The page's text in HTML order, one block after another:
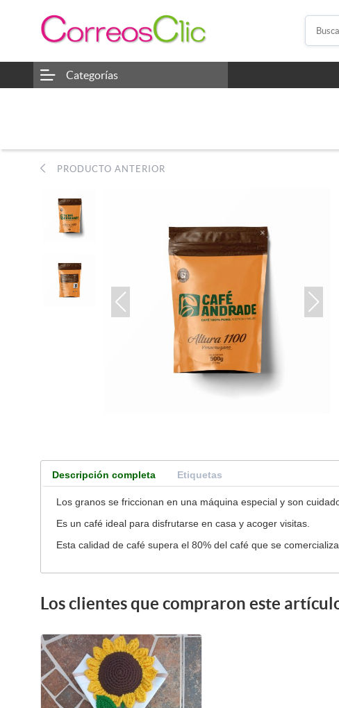
Categorías
PRODUCTO ANTERIOR
Descripción completa Etiquetas
Los granos se friccionan en una máquina especial y son
Es un café ideal para disfrutarse en casa y acoger visitas.
Esta calidad de café supera el 80% del café que se
Los clientes que compraron este